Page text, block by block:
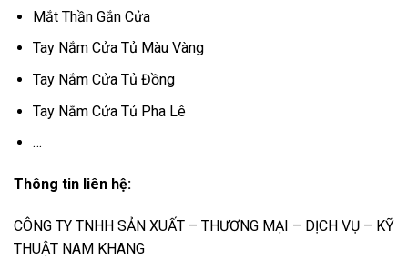
Mắt Thần Gắn Cửa
Tay Nắm Cửa Tủ Màu Vàng
Tay Nắm Cửa Tủ Đồng
Tay Nắm Cửa Tủ Pha Lê
…
Thông tin liên hệ:
CÔNG TY TNHH SẢN XUẤT – THƯƠNG MẠI – DỊCH VỤ – KỸ
THUẬT NAM KHANG